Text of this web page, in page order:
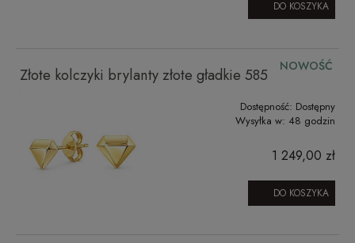
DO KOSZYKA
Złote kolczyki brylanty złote gładkie 585
Dostępność: Dostępny
Wysyłka w: 48 godzin
1 249,00 zł
DO KOSZYKA
NOWOŚĆ